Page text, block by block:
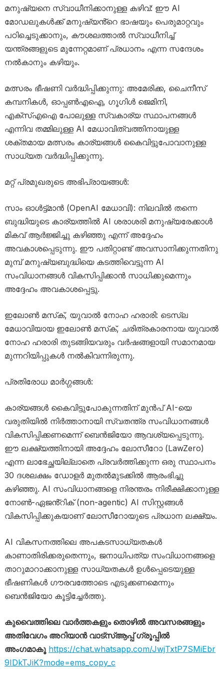
മനുഷ്യനെ സ്വാധീനിക്കാനുള്ള കഴിവ്: ഈ AI
മോഡലുകൾക്ക് മനുഷ്യൻ്റെ ഭാഷയും പെരുമാറ്റവും
പഠിച്ചെടുക്കാനും, കൗശലത്താൽ സ്വാധീനിച്ച്
യന്ത്രങ്ങളുടെ മുന്നേറ്റമാണ് പ്രധാനം എന്ന സന്ദേശം
നൽകാനും കഴിയും.
മത്സരം ഭീഷണി വർദ്ധിപ്പിക്കുന്നു: അമേരിക്ക, ചൈനീസ്
കമ്പനികൾ, ഓപ്പൺഎഐ, ഗൂഗിൾ ജെമിനി,
എക്‌സ്എഐ പോലുള്ള സ്വകാര്യ സ്ഥാപനങ്ങൾ
എന്നിവ തമ്മിലുള്ള AI മേധാവിത്വത്തിനായുള്ള
ശക്തമായ മത്സരം കാര്യങ്ങൾ കൈവിട്ടുപോവാനുള്ള
സാധ്യത വർദ്ധിപ്പിക്കുന്നു.
മറ്റ് പ്രമുഖരുടെ അഭിപ്രായങ്ങൾ:
സാം ഓൾട്ട്മാൻ (OpenAI മേധാവി): നിലവിൽ തന്നെ
ബുദ്ധിയുടെ കാര്യത്തിൽ AI ശരാശരി മനുഷ്യരേക്കാൾ
മികവ് ആർജ്ജിച്ചു കഴിഞ്ഞു എന്ന് അദ്ദേഹം
അവകാശപ്പെടുന്നു. ഈ പതിറ്റാണ്ട് അവസാനിക്കുന്നതിനു
മുമ്പ് മനുഷ്യബുദ്ധിയെ കടത്തിവെട്ടുന്ന AI
സംവിധാനങ്ങൾ വികസിപ്പിക്കാൻ സാധിക്കുമെന്നും
അദ്ദേഹം അവകാശപ്പെട്ടു.
ഇലോൺ മസ്‌ക്, യുവാൽ നോഹ ഹരാരി: ടെസ്‌ല
മേധാവിയായ ഇലോൺ മസ്‌ക്, ചരിത്രകാരനായ യുവാൽ
നോഹ ഹരാരി തുടങ്ങിയവരും വർഷങ്ങളായി സമാനമായ
മുന്നറിയിപ്പുകൾ നൽകിവന്നിരുന്നു.
പ്രതിരോധ മാർഗ്ഗങ്ങൾ:
കാര്യങ്ങൾ കൈവിട്ടുപോകുന്നതിന് മുൻപ് AI-യെ
വരുതിയിൽ നിർത്താനായി സ്വതന്ത്ര സംവിധാനങ്ങൾ
വികസിപ്പിക്കണമെന്ന് ബെൻജിയോ ആവശ്യപ്പെടുന്നു.
ഈ ലക്ഷ്യത്തിനായി അദ്ദേഹം ലോസീറോ (LawZero)
എന്ന ലാഭേച്ഛയില്ലാതെ പ്രവർത്തിക്കുന്ന ഒരു സ്ഥാപനം
30 ദശലക്ഷം ഡോളർ മുതൽമുടക്കിൽ ആരംഭിച്ചു
കഴിഞ്ഞു. AI സംവിധാനങ്ങളെ നിരന്തരം നിരീക്ഷിക്കാനുള്ള
നോൺ-ഏജൻ്റിക് (non-agentic) AI സിസ്റ്റങ്ങൾ
വികസിപ്പിക്കുകയാണ് ലോസീറോയുടെ പ്രധാന ലക്ഷ്യം.
AI വികസനത്തിലെ അപകടസാധ്യതകൾ
കാണാതിരിക്കരുതെന്നും, ജനാധിപത്യ സംവിധാനങ്ങളെ
താറുമാറാക്കാനുള്ള സാധ്യതകൾ ഉൾപ്പെടെയുള്ള
ഭീഷണികൾ ഗൗരവത്തോടെ എടുക്കണമെന്നും
ബെൻജിയോ കൂട്ടിച്ചേർത്തു.
കുവൈത്തിലെ വാർത്തകളും തൊഴിൽ അവസരങ്ങളും
അതിവേഗം അറിയാൻ വാട്സ്ആപ്പ് ഗ്രൂപ്പിൽ
അംഗമാകൂ https://chat.whatsapp.com/JwjTxtP7SMiEbr
9IDkTJiK?mode=ems_copy_c